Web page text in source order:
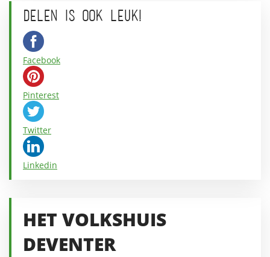
DELEN IS OOK LEUK!
Facebook
Pinterest
Twitter
Linkedin
HET VOLKSHUIS
DEVENTER